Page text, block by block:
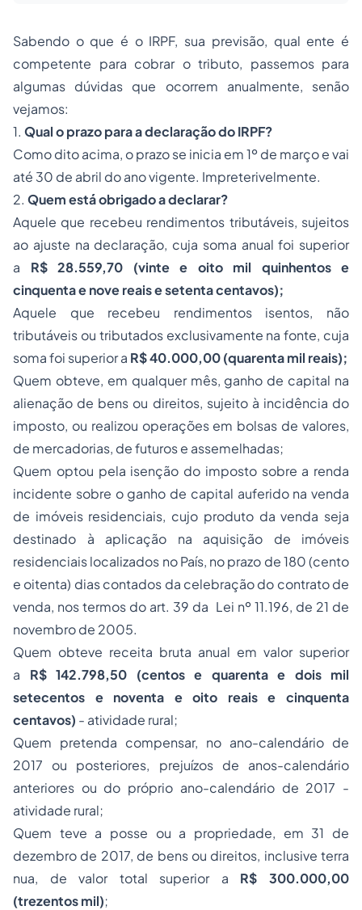
Sabendo o que é o IRPF, sua previsão, qual ente é
competente para cobrar o tributo, passemos para
algumas dúvidas que ocorrem anualmente, senão
vejamos:
1. Qual o prazo para a declaração do IRPF?
Como dito acima, o prazo se inicia em 1º de março e vai
até 30 de abril do ano vigente. Impreterivelmente.
2. Quem está obrigado a declarar?
Aquele que recebeu rendimentos tributáveis, sujeitos
ao ajuste na declaração, cuja soma anual foi superior
a R$ 28.559,70 (vinte e oito mil quinhentos e
cinquenta e nove reais e setenta centavos);
Aquele que recebeu rendimentos isentos, não
tributáveis ou tributados exclusivamente na fonte, cuja
soma foi superior a R$ 40.000,00 (quarenta mil reais);
Quem obteve, em qualquer mês, ganho de capital na
alienação de bens ou direitos, sujeito à incidência do
imposto, ou realizou operações em bolsas de valores,
de mercadorias, de futuros e assemelhadas;
Quem optou pela isenção do imposto sobre a renda
incidente sobre o ganho de capital auferido na venda
de imóveis residenciais, cujo produto da venda seja
destinado à aplicação na aquisição de imóveis
residenciais localizados no País, no prazo de 180 (cento
e oitenta) dias contados da celebração do contrato de
venda, nos termos do art. 39 da Lei nº 11.196, de 21 de
novembro de 2005.
Quem obteve receita bruta anual em valor superior
a R$ 142.798,50 (centos e quarenta e dois mil
setecentos e noventa e oito reais e cinquenta
centavos) - atividade rural;
Quem pretenda compensar, no ano-calendário de
2017 ou posteriores, prejuízos de anos-calendário
anteriores ou do próprio ano-calendário de 2017 -
atividade rural;
Quem teve a posse ou a propriedade, em 31 de
dezembro de 2017, de bens ou direitos, inclusive terra
nua, de valor total superior a R$ 300.000,00
(trezentos mil);